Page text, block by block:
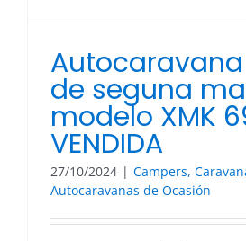
de seguna
modelo XMK
VENDIDA
27/10/2024 | Campers,
Autocaravanas de Ocasión